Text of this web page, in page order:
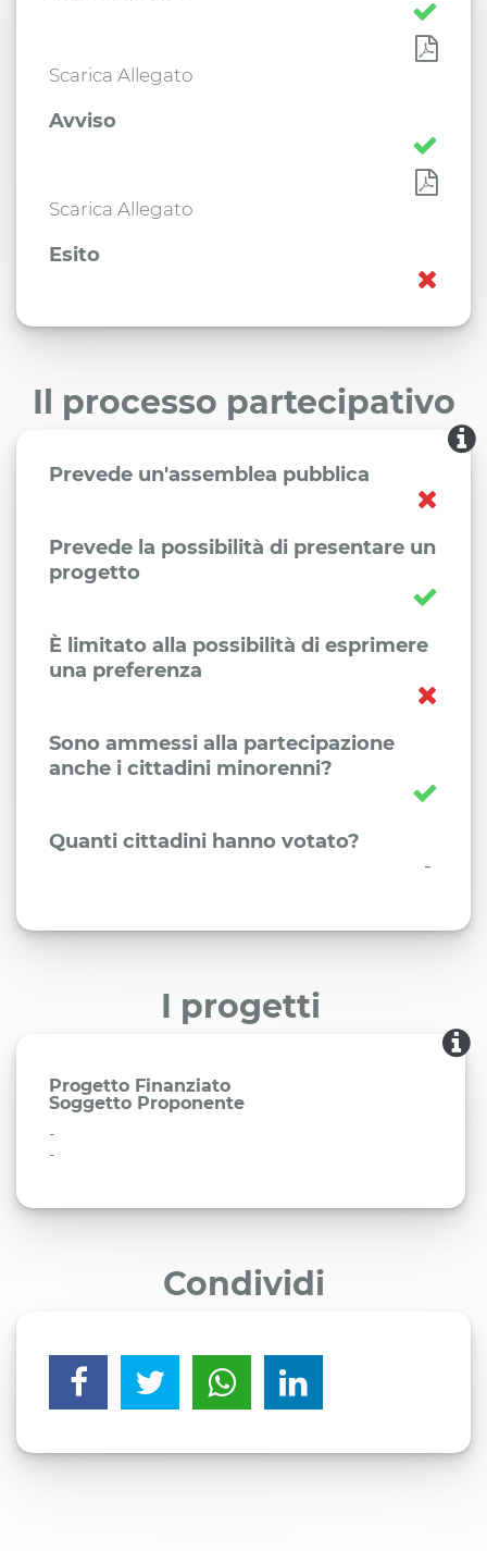
Scarica Allegato
Avviso
Scarica Allegato
Esito
Il processo partecipativo
Prevede un'assemblea pubblica
Prevede la possibilità di presentare un
progetto
È limitato alla possibilità di esprimere
una preferenza
Sono ammessi alla partecipazione
anche i cittadini minorenni?
Quanti cittadini hanno votato?
-
I progetti
Progetto Finanziato
Soggetto Proponente
-
-
Condividi